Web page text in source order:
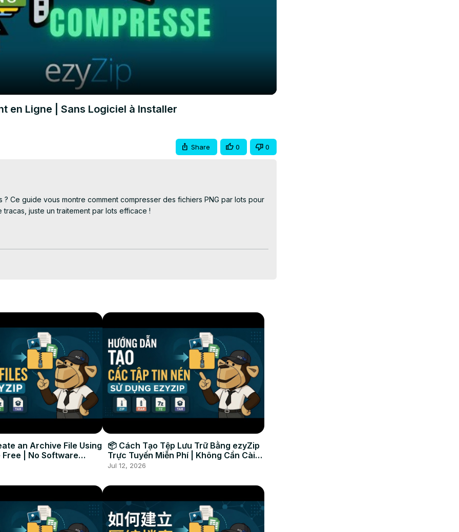
en Ligne | Sans Logiciel à Installer
Share 0 0
Ce guide vous montre comment compresser des fichiers PNG par lots pour
juste un traitement par lots efficace !
disque local
les tailles de fichiers pour l'usage web, les pièces jointes email, ou
#réduiretaillepng #compresseurenligne #ezyzip #traitementlots
an Archive File Using
Free | No Software
📦 Cách Tạo Tệp Lưu Trữ Bằng ezyZip
Trực Tuyến Miễn Phí | Không Cần Cài
Đặt Phần Mềm
Jul 12, 2026